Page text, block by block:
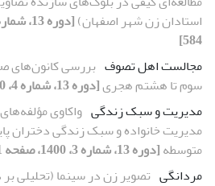
استادان زن شهر اصفهان)
584]
مجالست اهل تصوف بررسی کانون‌‌های
سوم تا هشتم هجری[دوره 13، شماره 4، 1400، صفحه 627-643]
مدیریت و سبک زندگی واکاوی
مدیریت خانواده و سبک زندگی دختران
متوسطه[دوره 13، شماره 3، 1400، صفحه 491-509]
مردانگی